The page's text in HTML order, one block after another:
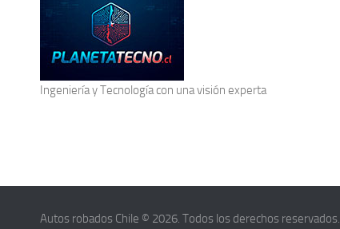
Ingeniería y Tecnologíacon una visión experta
Autos robados Chile © 2026. Todos los derechos reservados.